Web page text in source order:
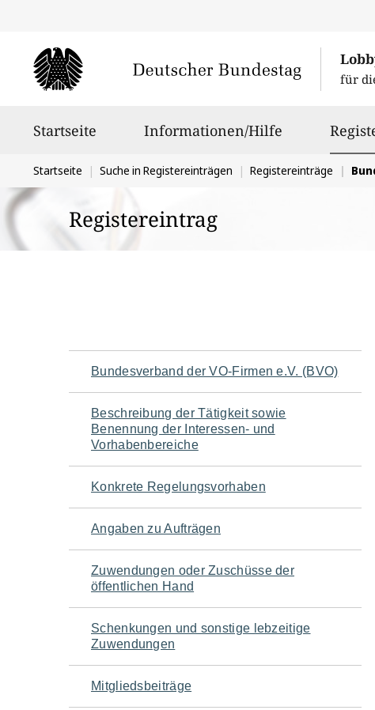
für
Startseite Informationen/Hilfe
Sie
befinden
sich
hier:
Startseite Suche in Registereinträgen Registereinträge
Registereintrag
Navigation
für
den
Seiteninhalt
Bundesverband der VO-Firmen e.V. (BVO)
Beschreibung der Tätigkeit sowie
Benennung der Interessen- und
Vorhabenbereiche
Konkrete Regelungsvorhaben
Angaben zu Aufträgen
Zuwendungen oder Zuschüsse der
öffentlichen Hand
Schenkungen und sonstige lebzeitige
Zuwendungen
Mitgliedsbeiträge